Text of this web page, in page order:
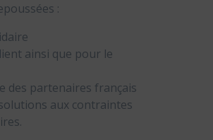
:
ainsi que pour le
des partenaires français
aux contraintes